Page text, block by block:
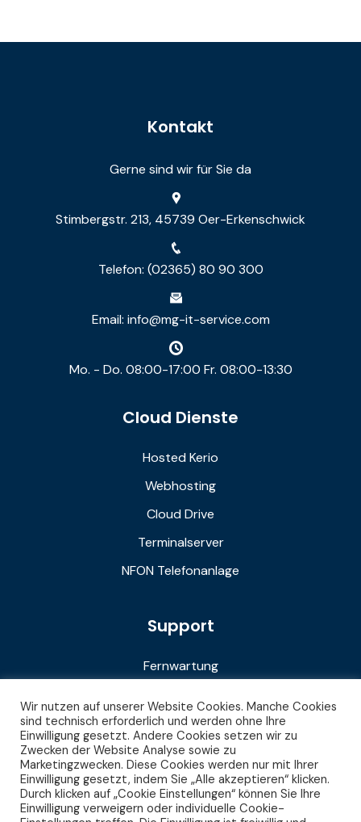
Kontakt
Gerne sind wir für Sie da
Stimbergstr. 213, 45739 Oer-Erkenschwick
Telefon: (02365) 80 90 300
Email: info@mg-it-service.com
Mo. - Do. 08:00-17:00 Fr. 08:00-13:30
Cloud Dienste
Hosted Kerio
Webhosting
Cloud Drive
Terminalserver
NFON Telefonanlage
Support
Fernwartung
FAQ
Notdienst
Wir nutzen auf unserer Website Cookies. Manche Cookies
sind technisch erforderlich und werden ohne Ihre
Einwilligung gesetzt. Andere Cookies setzen wir zu
Zwecken der Website Analyse sowie zu
Marketingzwecken. Diese Cookies werden nur mit Ihrer
Einwilligung gesetzt, indem Sie „Alle akzeptieren“ klicken.
Durch klicken auf „Cookie Einstellungen“ können Sie Ihre
Einwilligung verweigern oder individuelle Cookie-